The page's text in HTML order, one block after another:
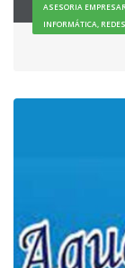
ASESORIA
INFORMÁTICA,